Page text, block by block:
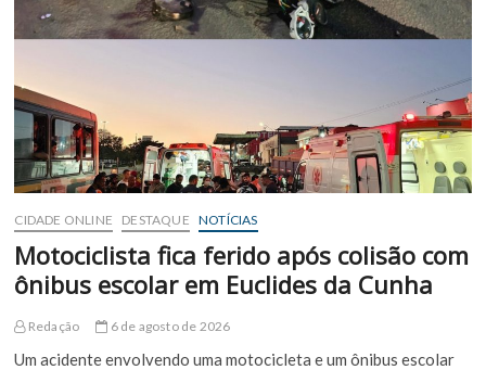
preso
em
suspeito
de
cobrar
vantagens
ilegais
garimpeiros
CIDADE ONLINE DESTAQUE NOTÍCIAS
Motociclista fica ferido após colisão com
ônibus escolar em Euclides da Cunha
Redação 6 de agosto de 2026
Um acidente envolvendo uma motocicleta e um ônibus escolar